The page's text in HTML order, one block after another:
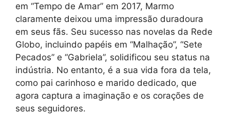
em “Tempo de Amar” em 2017, Marmo
claramente deixou uma impressão duradoura
em seus fãs. Seu sucesso nas novelas da Rede
Globo, incluindo papéis em “Malhação”, “Sete
Pecados” e “Gabriela”, solidificou seu status na
indústria. No entanto, é a sua vida fora da tela,
como pai carinhoso e marido dedicado, que
agora captura a imaginação e os corações de
seus seguidores.